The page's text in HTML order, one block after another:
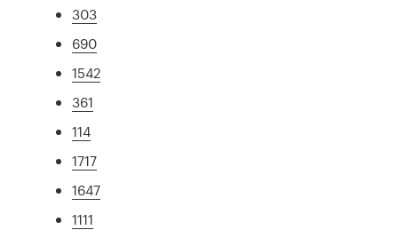
303
690
1542
361
114
1717
1647
1111